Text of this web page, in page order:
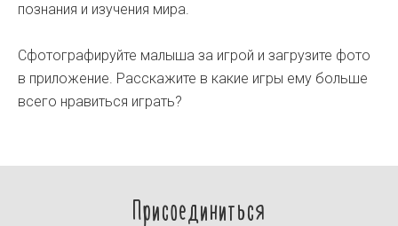
познания и изучения мира.
Сфотографируйте малыша за игрой и загрузите фото
в приложение. Расскажите в какие игры ему больше
всего нравиться играть?
Присоединиться